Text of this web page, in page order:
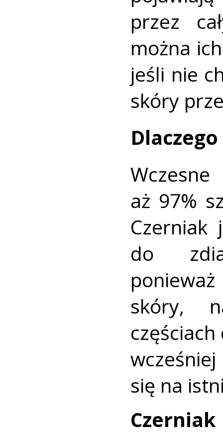
przez
można
jeśli nie
skóry
aż 97%
Czerniak
do
skóry,
się na
Czerniak